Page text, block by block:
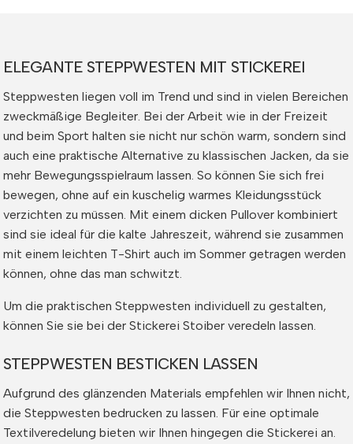
ELEGANTE STEPPWESTEN MIT STICKEREI
Steppwesten liegen voll im Trend und sind in vielen Bereichen
zweckmäßige Begleiter. Bei der Arbeit wie in der Freizeit
und beim Sport halten sie nicht nur schön warm, sondern sind
auch eine praktische Alternative zu klassischen Jacken, da sie
mehr Bewegungsspielraum lassen. So können Sie sich frei
bewegen, ohne auf ein kuschelig warmes Kleidungsstück
verzichten zu müssen. Mit einem dicken Pullover kombiniert
sind sie ideal für die kalte Jahreszeit, während sie zusammen
mit einem leichten T-Shirt auch im Sommer getragen werden
können, ohne das man schwitzt.
Um die praktischen Steppwesten individuell zu gestalten,
können Sie sie bei der Stickerei Stoiber veredeln lassen.
STEPPWESTEN BESTICKEN LASSEN
Aufgrund des glänzenden Materials empfehlen wir Ihnen nicht,
die Steppwesten bedrucken zu lassen. Für eine optimale
Textilveredelung bieten wir Ihnen hingegen die Stickerei an.